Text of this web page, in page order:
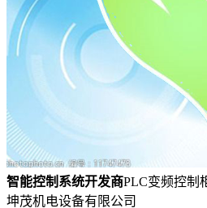
智能控制系统开发商PLC变频控制
坤茂机电设备有限公司